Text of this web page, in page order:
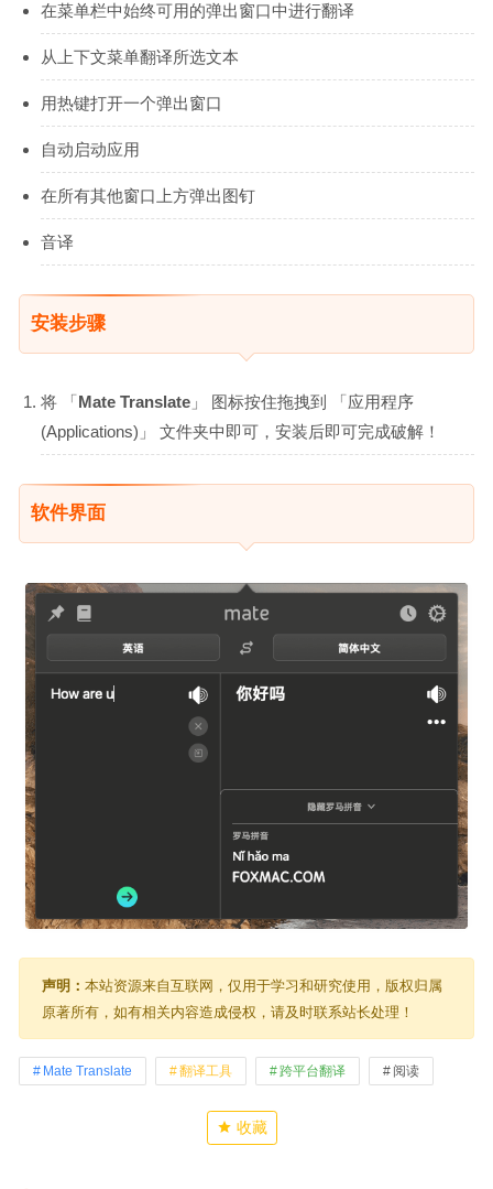
在菜单栏中始终可用的弹出窗口中进行翻译
从上下文菜单翻译所选文本
用热键打开一个弹出窗口
自动启动应用
在所有其他窗口上方弹出图钉
音译
安装步骤
将 「Mate Translate 」 图标按住拖拽到 「应用程序
(Applications)」 文件夹中即可，安装后即可完成破解！
软件界面
声明： 本站资源来自互联网，仅用于学习和研究使用，版权归属
原著所有，如有相关内容造成侵权，请及时联系站长处理！
Mate Translate 翻译工具 跨平台翻译 阅读
收藏